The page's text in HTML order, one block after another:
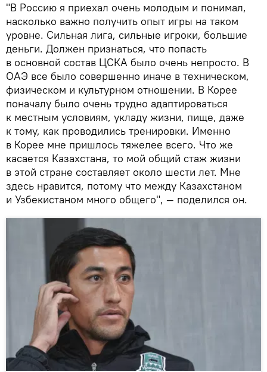
"В Россию я приехал очень молодым и понимал,
насколько важно получить опыт игры на таком
уровне. Сильная лига, сильные игроки, большие
деньги. Должен признаться, что попасть
в основной состав ЦСКА было очень непросто. В
ОАЭ все было совершенно иначе в техническом,
физическом и культурном отношении. В Корее
поначалу было очень трудно адаптироваться
к местным условиям, укладу жизни, пище, даже
к тому, как проводились тренировки. Именно
в Корее мне пришлось тяжелее всего. Что же
касается Казахстана, то мой общий стаж жизни
в этой стране составляет около шести лет. Мне
здесь нравится, потому что между Казахстаном
и Узбекистаном много общего", — поделился он.